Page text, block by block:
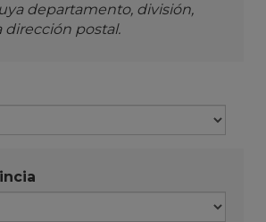
departamento, división,
dirección postal.